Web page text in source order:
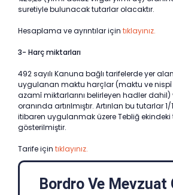
suretiyle bulunacak tutarlar olacaktır.
Hesaplama ve ayrıntılar için tıklayınız.
3- Harç miktarları
492 sayılı Kanuna bağlı tarifelerde yer
uygulanan maktu harçlar (maktu ve nispî
azamî miktarlarını belirleyen hadler
oranında artırılmıştır. Artırılan bu tutarlar
itibaren uygulanmak üzere Tebliğ ekindeki
gösterilmiştir.
Tarife için tıklayınız.
Bordro Ve Mevzuat